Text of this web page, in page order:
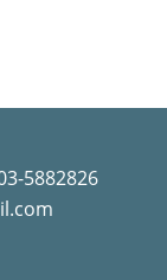
5882826